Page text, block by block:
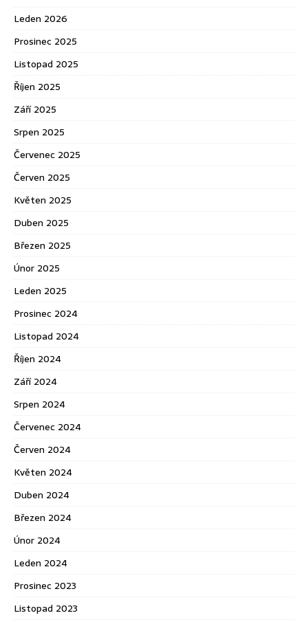
Leden 2026
Prosinec 2025
Listopad 2025
Říjen 2025
Září 2025
Srpen 2025
Červenec 2025
Červen 2025
Květen 2025
Duben 2025
Březen 2025
Únor 2025
Leden 2025
Prosinec 2024
Listopad 2024
Říjen 2024
Září 2024
Srpen 2024
Červenec 2024
Červen 2024
Květen 2024
Duben 2024
Březen 2024
Únor 2024
Leden 2024
Prosinec 2023
Listopad 2023